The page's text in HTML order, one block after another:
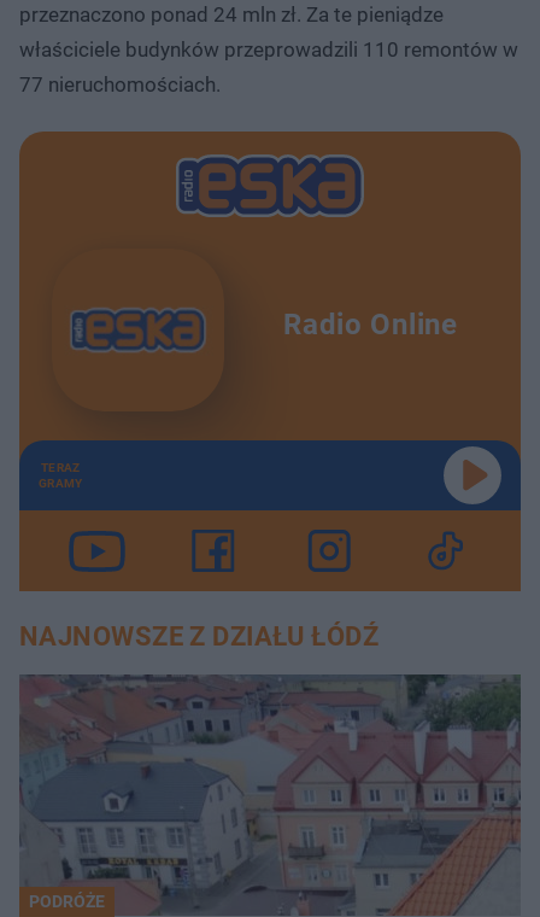
przeznaczono ponad 24 mln zł. Za te pieniądze
właściciele budynków przeprowadzili 110 remontów w
77 nieruchomościach.
Radio Online
TERAZ
GRAMY
NAJNOWSZE Z DZIAŁU ŁÓDŹ
PODRÓŻE